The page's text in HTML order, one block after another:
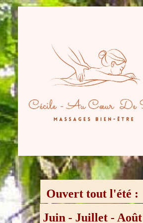
Ouvert tout l'été
Juin - Juillet -